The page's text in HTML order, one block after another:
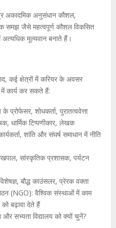
अकादमिक अनुसंधान कौशल,
समझ जैसे महत्वपूर्ण कौशल विकसित
अत्यधिक मूल्यवान बनाते हैं।
कई क्षेत्रों में करियर के अवसर
में कार्य कर सकते हैं:
प्रोफेसर, शोधकर्ता, पुरातत्ववेत्ता
धार्मिक टिप्पणीकार, लेखक
शांति और संघर्ष समाधान में नीति
सांस्कृतिक प्रशासक, पर्यटन
बौद्ध काउंसलर, प्रेरक वक्ता
(NGO): वैश्विक संस्थाओं में काम
बढ़ावा देते हैं
और सभ्यता विद्यालय को क्यों चुनें?